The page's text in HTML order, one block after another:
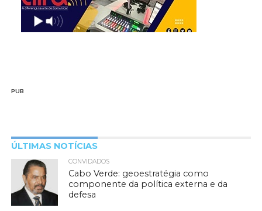
PUB
ÚLTIMAS NOTÍCIAS
CONVIDADOS
Cabo Verde: geoestratégia como
componente da política externa e da
defesa